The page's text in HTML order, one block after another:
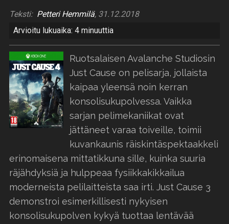
Teksti: Petteri Hemmilä, 31.12.2018
Arvioitu lukuaika: 4 minuuttia
Ruotsalaisen Avalanche Studiosin
Just Cause on pelisarja, jollaista
kaipaa yleensä noin kerran
konsolisukupolvessa. Vaikka
sarjan pelimekaniikat ovat
jättäneet varaa toiveille, toimii
kuvankaunis räiskintäspektaakkeli
erinomaisena mittatikkuna sille, kuinka suuria
räjähdyksiä ja hulppeaa fysiikkakikkailua
moderneista pelilaitteista saa irti. Just Cause 3
demonstroi esimerkillisesti nykyisen
konsolisukupolven kykyä tuottaa lentävää